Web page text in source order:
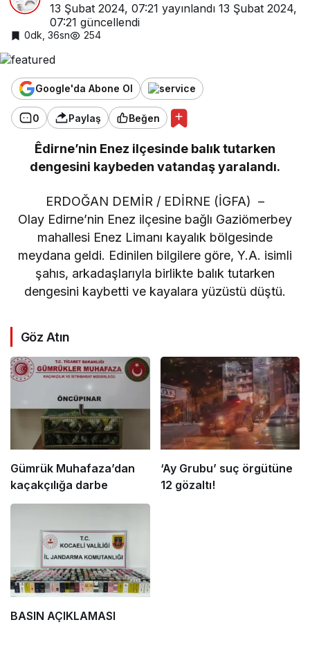
13 Şubat 2024, 07:21 yayınlandı 13 Şubat 2024,
07:21 güncellendi
0dk, 36sn 254
Google'da Abone Ol
0 Paylaş Beğen
Êdirne’nin Enez ilçesinde balık tutarken
dengesini kaybeden vatandaş yaralandı.
ERDOĞAN DEMİR / EDİRNE (İGFA) –
Olay Edirne’nin Enez ilçesine bağlı Gaziömerbey
mahallesi Enez Limanı kayalık bölgesinde
meydana geldi. Edinilen bilgilere göre, Y.A. isimli
şahıs, arkadaşlarıyla birlikte balık tutarken
dengesini kaybetti ve kayalara yüzüstü düştü.
Göz Atın
Gümrük Muhafaza’dan
kaçakçılığa darbe
‘Ay Grubu’ suç örgütüne
12 gözaltı!
BASIN AÇIKLAMASI